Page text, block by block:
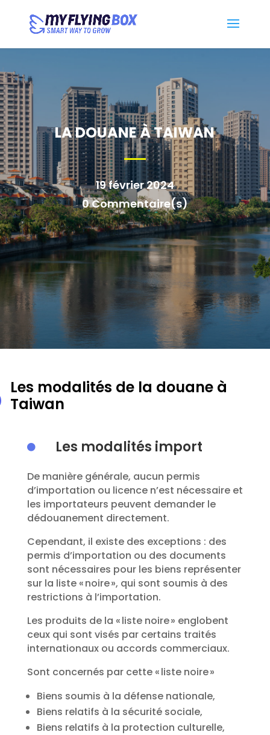
LA DOUANE À TAIWAN
19 février 2024
0 Commentaire(s)
Les modalités de la douane à
Taiwan
 Les modalités import
De manière générale, aucun permis
d’importation ou licence n’est nécessaire et
les importateurs peuvent demander le
dédouanement directement.
Cependant, il existe des exceptions : des
permis d’importation ou des documents
sont nécessaires pour les biens représenter
sur la liste « noire », qui sont soumis à des
restrictions à l’importation.
Les produits de la « liste noire » englobent
ceux qui sont visés par certains traités
internationaux ou accords commerciaux.
Sont concernés par cette « liste noire »
Biens soumis à la défense nationale,
Biens relatifs à la sécurité sociale,
Biens relatifs à la protection culturelle,